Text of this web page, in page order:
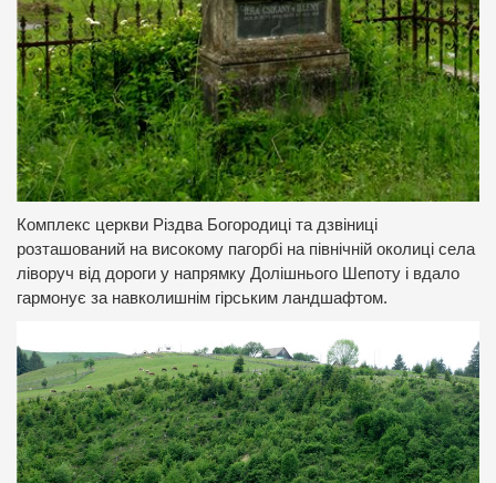
Комплекс церкви Різдва Богородиці та дзвіниці
розташований на високому пагорбі на північній околиці села
ліворуч від дороги у напрямку Долішнього Шепоту і вдало
гармонує за навколишнім гірським ландшафтом.